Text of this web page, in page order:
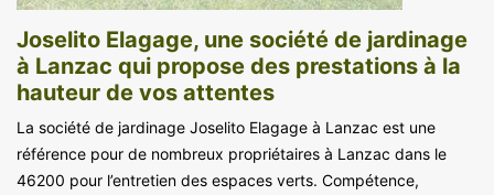
Joselito Elagage, une société de jardinage
à Lanzac qui propose des prestations à la
hauteur de vos attentes
La société de jardinage Joselito Elagage à Lanzac est une
référence pour de nombreux propriétaires à Lanzac dans le
46200 pour l’entretien des espaces verts. Compétence,